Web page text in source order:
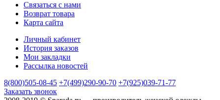
Связаться с нами
Возврат товара
Карта сайта
Личный кабинет
История заказов
Мои закладки
Рассылка новостей
8(800)505-08-45 +7(499)290-90-70 +7(925)039-71-77
Заказать звонок